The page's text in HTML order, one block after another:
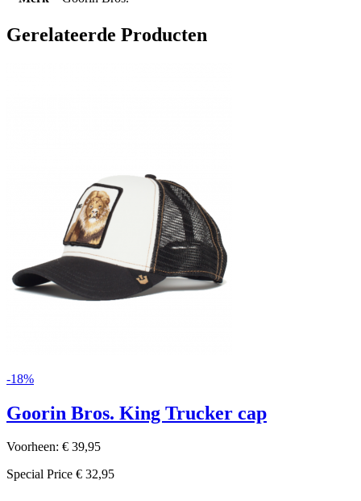
Gerelateerde Producten
-18%
Goorin Bros. King Trucker cap
Voorheen: € 39,95
Special Price € 32,95